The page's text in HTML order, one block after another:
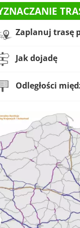
Zaplanuj trasę
Jak dojadę
Odległości